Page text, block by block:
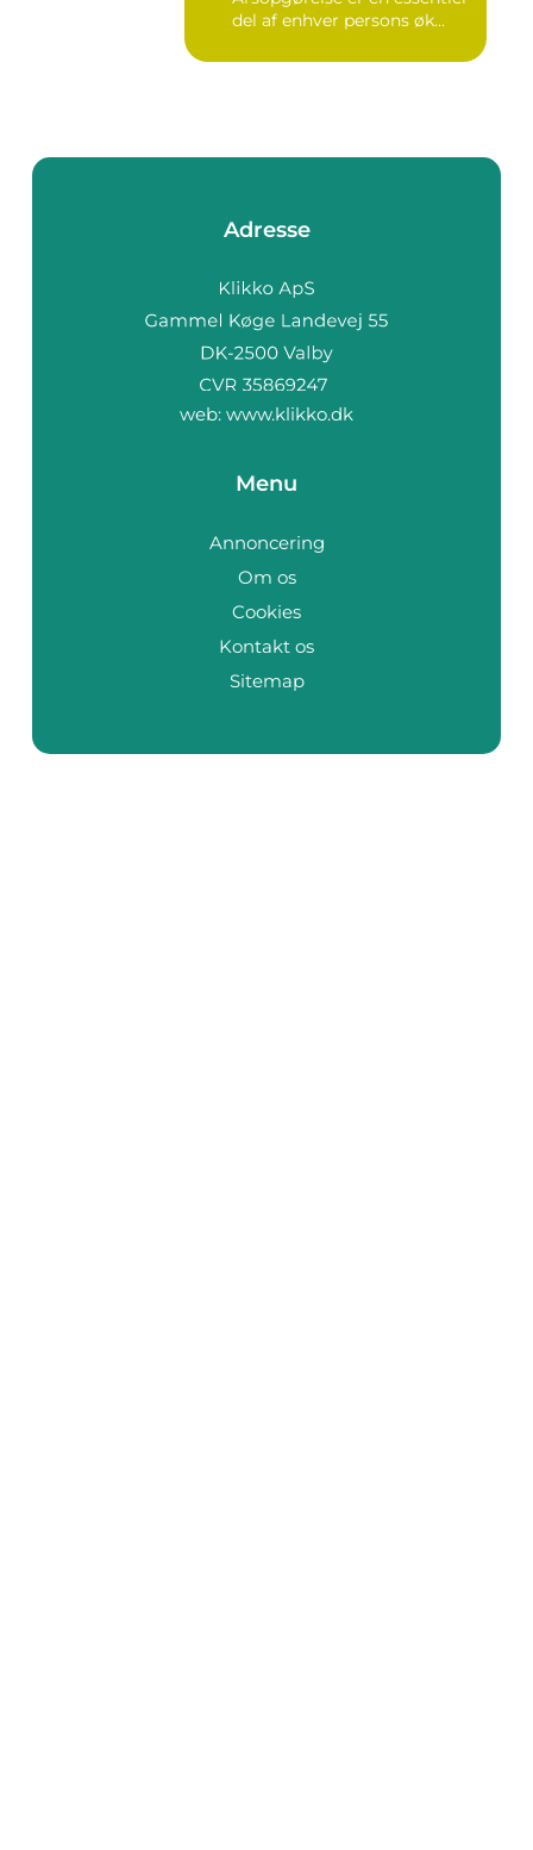
del af enhver persons øk...
Adresse
web: www.klikko.dk
Menu
Annoncering
Om os
Cookies
Kontakt os
Sitemap